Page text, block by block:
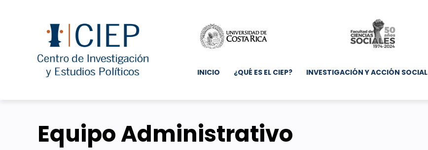
INICIO ¿QUÉ ES EL CIEP? INVESTIGACIÓN Y ACCIÓN SOCIAL
Equipo Administrativo